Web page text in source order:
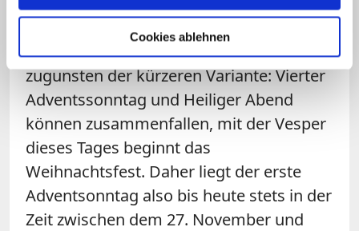
Cookies ablehnen
bis 1039) eine Klärung. Eine von ihm
einberufene Synode entschied 1038
zugunsten der kürzeren Variante: Vierter
Adventssonntag und Heiliger Abend
können zusammenfallen, mit der Vesper
dieses Tages beginnt das
Weihnachtsfest. Daher liegt der erste
Adventsonntag also bis heute stets in der
Zeit zwischen dem 27. November und